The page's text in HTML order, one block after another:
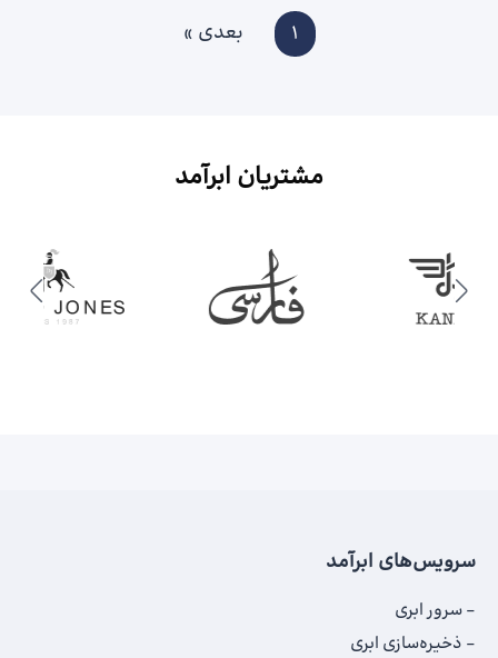
1 بعدی »
مشتریان ابرآمد
سرویس‌های ابرآمد
سرور ابری
ذخیره‌سازی ابری